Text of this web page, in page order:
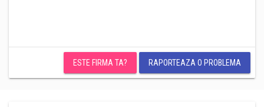
ESTE FIRMA TA? RAPORTEAZA O PROBLEMA